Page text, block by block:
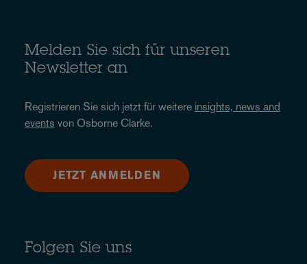
Melden Sie sich für unseren
Newsletter an
Registrieren Sie sich jetzt für weitere insights, news and
events von Osborne Clarke.
JETZT ANMELDEN
Folgen Sie uns